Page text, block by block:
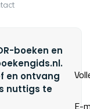
boeken en
en ontvang
nuttigs te